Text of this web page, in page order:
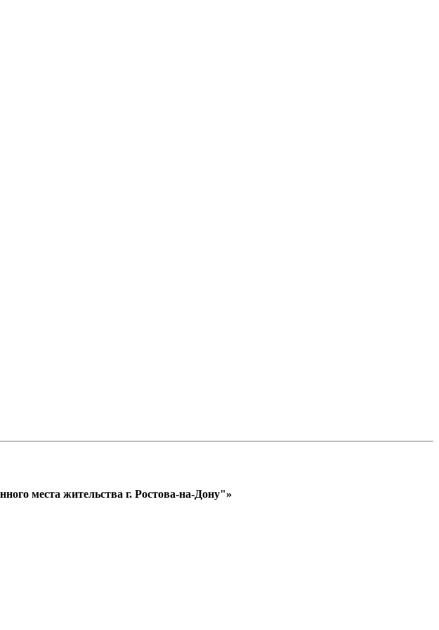
места жительства г. Ростова-на-Дону"»